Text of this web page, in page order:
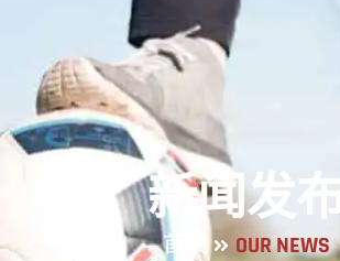
新闻发
首页 OUR NEWS